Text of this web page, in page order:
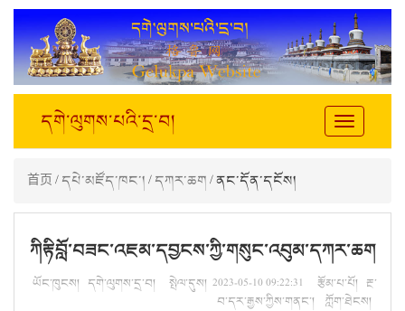
Toggle
navigation
དགེ་ལུགས་པའི་དྲ་བ།
首页/དཔེ་མཛོད་ཁང་།/དཀར་ཆག/ ནང་དོན་དངོས།
ཀིརྟིབློ་བཟང་འཇམ་དབྱངས་ཀྱི་གསུང་འབུམ་དཀར་ཆག
ཡོང་ཁུངས། དགེ་ལུགས་དྲ་བ། སྤེལ་དུས། 2023-05-10 09:22:31 རྩོམ་པ་པོ། རྔ་
བ་དར་རྒྱས་ཀྱིས་གནང་། ཀློག་ཐེངས།